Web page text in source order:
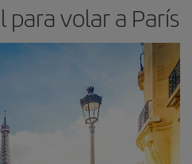
volar a París